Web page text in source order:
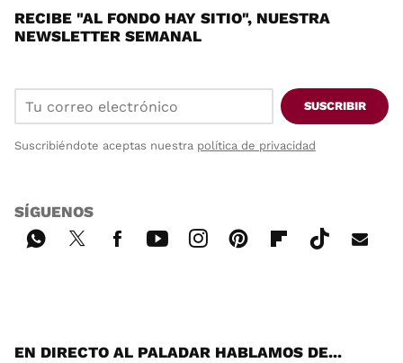
RECIBE "AL FONDO HAY SITIO", NUESTRA
NEWSLETTER SEMANAL
SUSCRIBIR
Suscribiéndote aceptas nuestra política de privacidad
SÍGUENOS
EN DIRECTO AL PALADAR HABLAMOS DE...